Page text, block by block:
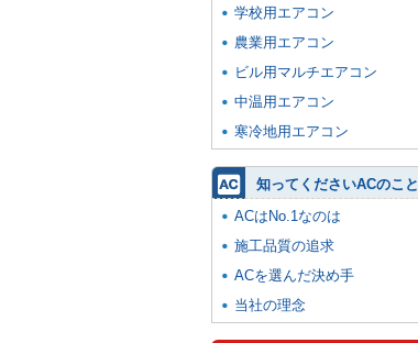
学校用エアコン
農業用エアコン
ビル用マルチエアコン
中温用エアコン
寒冷地用エアコン
知ってくださいACのこと
ACはNo.1なのは
施工品質の追求
ACを選んだ決め手
当社の理念